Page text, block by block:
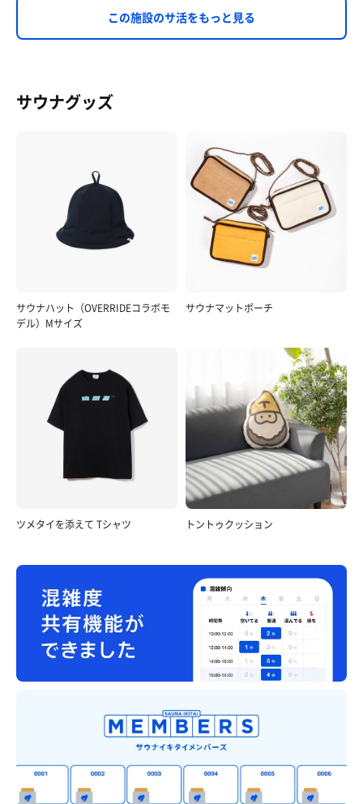
この施設のサ活をもっと見る
サウナグッズ
サウナハット（OVERRIDEコラボモ
デル）Mサイズ
サウナマットポーチ
ツメタイを添えて Tシャツ トントゥクッション